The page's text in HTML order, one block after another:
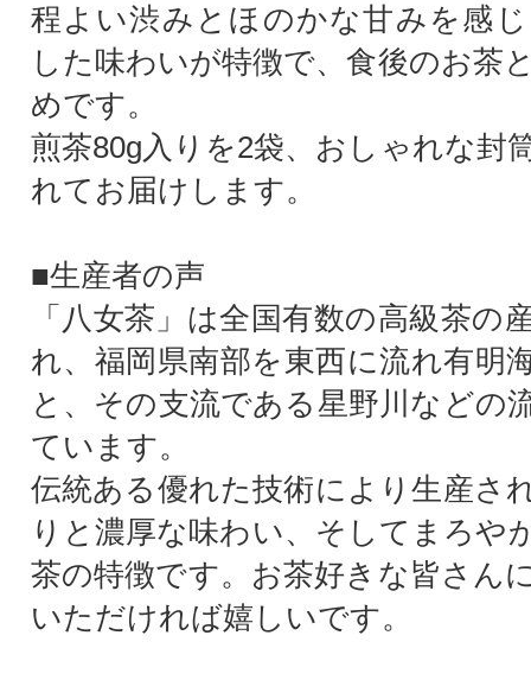
程よい渋みとほのかな甘みを感
した味わいが特徴で、食後のお茶
めです。
煎茶80g入りを2袋、おしゃれな封
れてお届けします。
■生産者の声
「八女茶」は全国有数の高級茶の
れ、福岡県南部を東西に流れ有明
と、その支流である星野川などの
ています。
伝統ある優れた技術により生産さ
りと濃厚な味わい、そしてまろや
茶の特徴です。お茶好きな皆さん
いただければ嬉しいです。